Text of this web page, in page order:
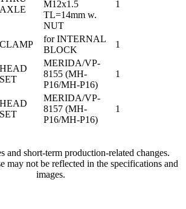
AXLE
M12x1.5
TL=14mm w.
NUT
1
CLAMP
for INTERNAL
BLOCK
1
HEAD
SET
MERIDA/VP-
8155 (MH-
P16/MH-P16)
1
HEAD
SET
MERIDA/VP-
8157 (MH-
P16/MH-P16)
1
and short-term production-related changes.
may not be reflected in the specifications and
images.